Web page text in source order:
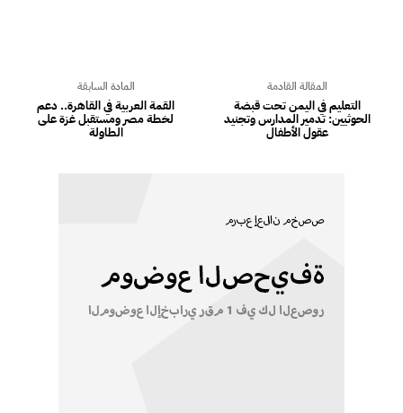
المادة السابقة
القمة العربية في القاهرة.. دعم
لخطة مصر ومستقبل غزة على
الطاولة
المقالة القادمة
التعليم في اليمن تحت قبضة
الحوثيين: تدمير المدارس وتجنيد
عقول الأطفال